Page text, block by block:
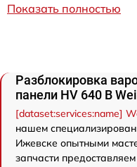
Показать полностью
Разблокировка
панели HV 640 B
[dataset:services:name]
нашем
Ижевске опытными
запчасти